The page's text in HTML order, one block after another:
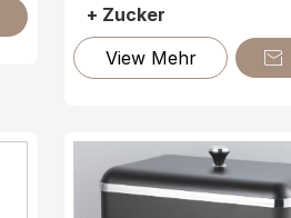
+ Zucker
View Mehr
